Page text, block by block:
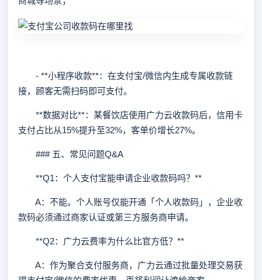
- **小程序收款**：在支付宝/微信内生成专属收款链
接，顾客无需扫码即可支付。
**数据对比**：某餐饮店使用广力云收款码后，信用卡
支付占比从15%提升至32%，客单价增长27%。
### 五、常见问题Q&A
**Q1：个人支付宝能申请企业收款码吗？**
A：不能。个人账号仅能开通「个人收款码」，企业收
款码必须通过商家认证或第三方服务商申请。
**Q2：广力云费率为什么比官方低？**
A：作为聚合支付服务商，广力云通过批量处理交易获